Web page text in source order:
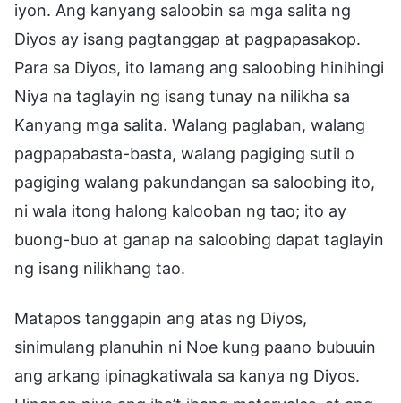
iyon. Ang kanyang saloobin sa mga salita ng
Diyos ay isang pagtanggap at pagpapasakop.
Para sa Diyos, ito lamang ang saloobing hinihingi
Niya na taglayin ng isang tunay na nilikha sa
Kanyang mga salita. Walang paglaban, walang
pagpapabasta-basta, walang pagiging sutil o
pagiging walang pakundangan sa saloobing ito,
ni wala itong halong kalooban ng tao; ito ay
buong-buo at ganap na saloobing dapat taglayin
ng isang nilikhang tao.
Matapos tanggapin ang atas ng Diyos,
sinimulang planuhin ni Noe kung paano bubuuin
ang arkang ipinagkatiwala sa kanya ng Diyos.